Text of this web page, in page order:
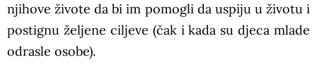
njihove živote da bi im pomogli da uspiju u životu i
postignu željene ciljeve (čak i kada su djeca mlade
odrasle osobe).